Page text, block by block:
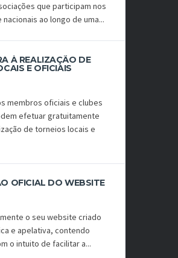
que participam nos
ao longo de uma...
À REALIZAÇÃO DE
E OFICIAIS
membros oficiais e clubes
efetuar gratuitamente
de torneios locais e
OFICIAL DO WEBSITE
o seu website criado
e apelativa, contendo
o intuito de facilitar a...